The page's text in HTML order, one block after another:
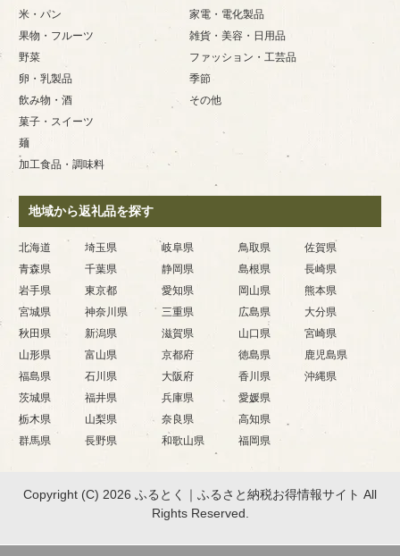
米・パン
果物・フルーツ
野菜
卵・乳製品
飲み物・酒
菓子・スイーツ
麺
加工食品・調味料
家電・電化製品
雑貨・美容・日用品
ファッション・工芸品
季節
その他
地域から返礼品を探す
北海道
青森県
岩手県
宮城県
秋田県
山形県
福島県
茨城県
栃木県
群馬県
埼玉県
千葉県
東京都
神奈川県
新潟県
富山県
石川県
福井県
山梨県
長野県
岐阜県
静岡県
愛知県
三重県
滋賀県
京都府
大阪府
兵庫県
奈良県
和歌山県
鳥取県
島根県
岡山県
広島県
山口県
徳島県
香川県
愛媛県
高知県
福岡県
佐賀県
長崎県
熊本県
大分県
宮崎県
鹿児島県
沖縄県
Copyright (C) 2026 ふるとく｜ふるさと納税お得情報サイト All
Rights Reserved.